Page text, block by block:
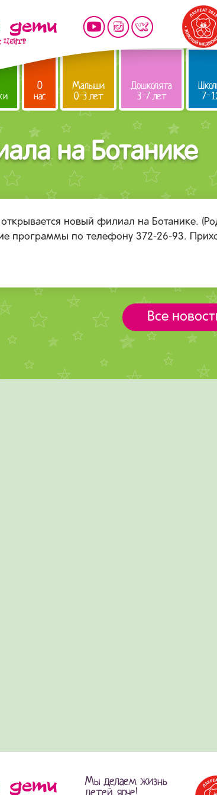
О
нас
Малыши
0-3 лет
Дошколята
3-7 лет 7-
на Ботанике
новый филиал на Ботанике.
программы по телефону 372-26-93.
Все
Мы делаем жизнь